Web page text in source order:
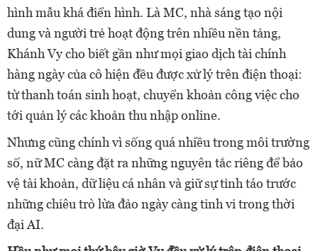
hình mẫu khá điển hình. Là MC, nhà sáng tạo nội
dung và người trẻ hoạt động trên nhiều nền tảng,
Khánh Vy cho biết gần như mọi giao dịch tài chính
hàng ngày của cô hiện đều được xử lý trên điện thoại:
từ thanh toán sinh hoạt, chuyển khoản công việc cho
tới quản lý các khoản thu nhập online.
Nhưng cũng chính vì sống quá nhiều trong môi trường
số, nữ MC càng đặt ra những nguyên tắc riêng để bảo
vệ tài khoản, dữ liệu cá nhân và giữ sự tỉnh táo trước
những chiêu trò lừa đảo ngày càng tinh vi trong thời
đại AI.